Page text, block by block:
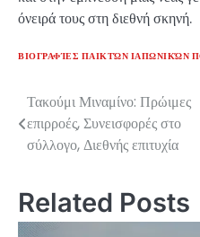
όνειρά τους στη διεθνή σκηνή.
ΒΙΟΓΡΑΦΊΕΣ ΠΑΙΚΤΏΝ ΙΑΠΩΝΙΚΏΝ
Post
navigation
Τακούμι Μιναμίνο: Πρώιμες
επιρροές, Συνεισφορές στο
σύλλογο, Διεθνής επιτυχία
Related Posts